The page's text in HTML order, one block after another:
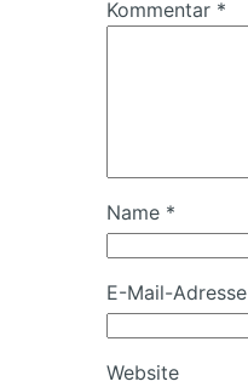
Kommentar *
Name *
E-Mail-Adresse
Website